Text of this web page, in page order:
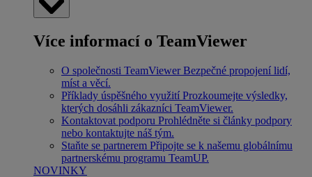
Více informací o TeamViewer
O společnosti TeamViewer Bezpečné propojení lidí,
míst a věcí.
Příklady úspěšného využití Prozkoumejte výsledky,
kterých dosáhli zákazníci TeamViewer.
Kontaktovat podporu Prohlédněte si články podpory
nebo kontaktujte náš tým.
Staňte se partnerem Připojte se k našemu globálnímu
partnerskému programu TeamUP.
NOVINKY